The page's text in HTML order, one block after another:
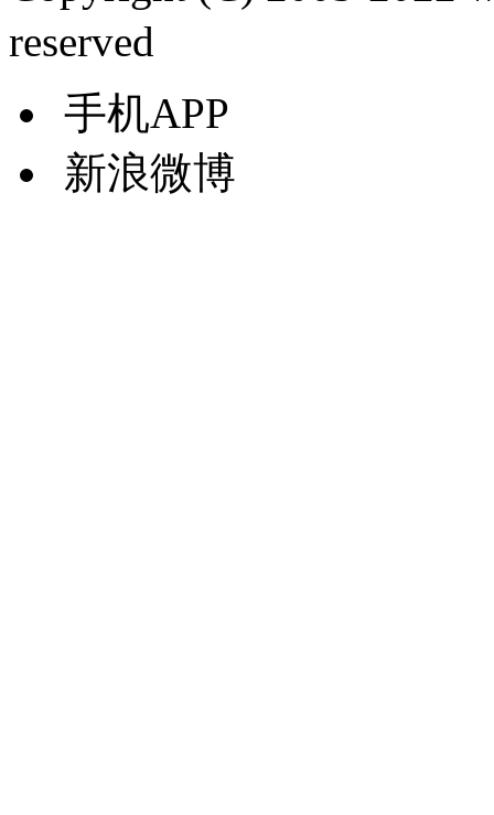
reserved
手机APP
新浪微博